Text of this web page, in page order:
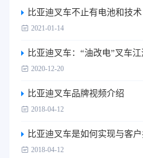
比亚迪叉车不止有电池和技术
2021-01-14
比亚迪叉车：“油改电”叉车
2020-12-20
比亚迪叉车品牌视频介绍
2018-04-12
比亚迪叉车是如何实现与客户
2018-04-12